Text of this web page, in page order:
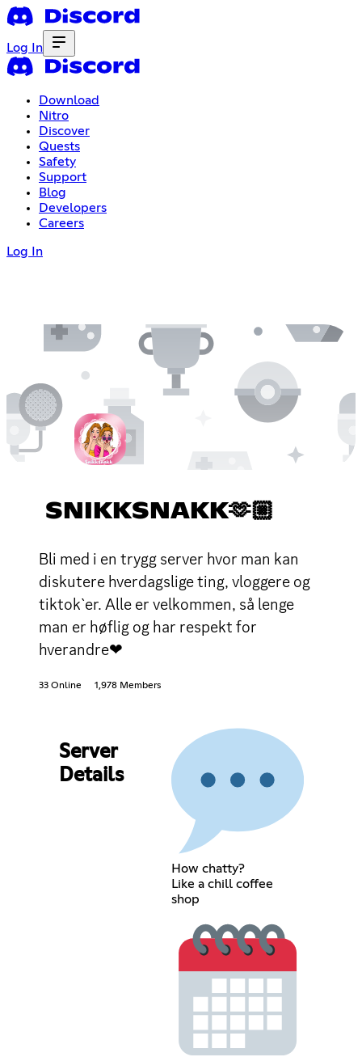
Log In
Download
Nitro
Discover
Quests
Safety
Support
Blog
Developers
Careers
Log In
SNIKKSNAKK🫶🏼
Bli med i en trygg server hvor man kan
diskutere hverdagslige ting, vloggere og
tiktok`er. Alle er velkommen, så lenge
man er høflig og har respekt for
hverandre❤
33 Online 1,978 Members
Server
Details
How chatty?
Like a chill coffee
shop